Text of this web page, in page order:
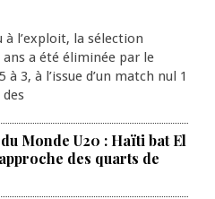
l’exploit, la sélection
a été éliminée par le
3, à l’issue d’un match nul 1
des
Monde U20 : Haïti bat El
des quarts de